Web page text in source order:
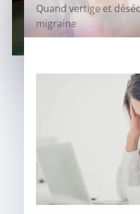
Quand vertige et
migraine